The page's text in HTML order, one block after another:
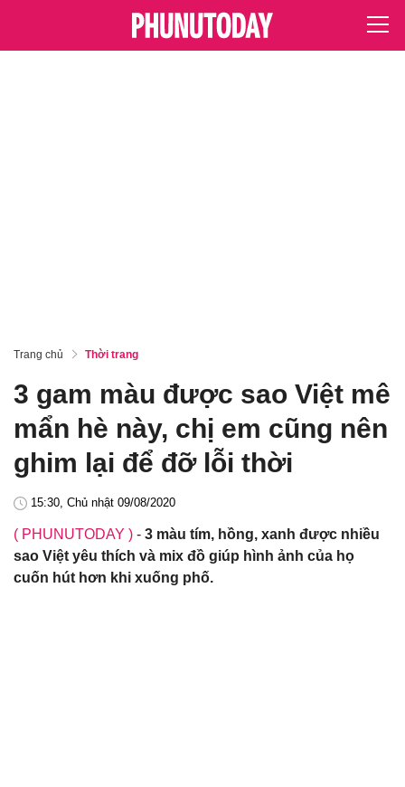
Trang chủ Thời trang
3 gam màu được sao Việt mê
mẩn hè này, chị em cũng nên
ghim lại để đỡ lỗi thời
15:30, Chủ nhật 09/08/2020
( PHUNUTODAY ) - 3 màu tím, hồng, xanh được nhiều
sao Việt yêu thích và mix đồ giúp hình ảnh của họ
cuốn hút hơn khi xuống phố.